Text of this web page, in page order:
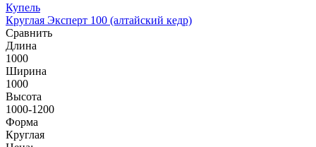
Купель
Круглая Эксперт 100 (алтайский кедр)
Сравнить
Длина
1000
Ширина
1000
Высота
1000-1200
Форма
Круглая